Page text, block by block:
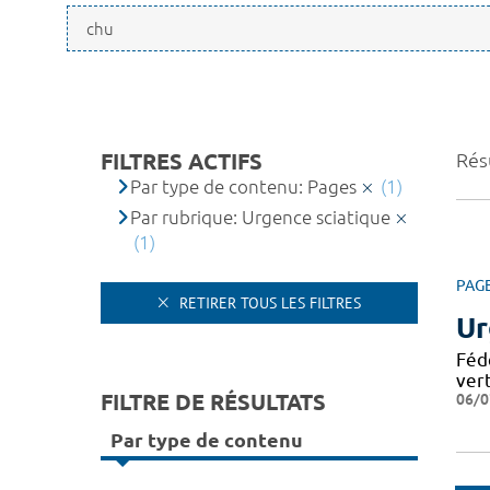
06/
FILTRES ACTIFS
Par type de contenu: Pages
(1)
Par rubrique: Urgence sciatique
(1)
RETIRER TOUS LES FILTRES
FILTRE DE RÉSULTATS
Par type de contenu